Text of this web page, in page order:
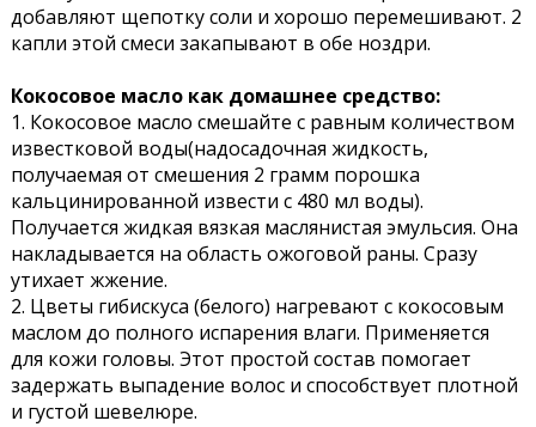
добавляют щепотку соли и хорошо перемешивают. 2
капли этой смеси закапывают в обе ноздри.
Кокосовое масло как домашнее средство:
1. Кокосовое масло смешайте с равным количеством
известковой воды(надосадочная жидкость,
получаемая от смешения 2 грамм порошка
кальцинированной извести с 480 мл воды).
Получается жидкая вязкая маслянистая эмульсия. Она
накладывается на область ожоговой раны. Сразу
утихает жжение.
2. Цветы гибискуса (белого) нагревают с кокосовым
маслом до полного испарения влаги. Применяется
для кожи головы. Этот простой состав помогает
задержать выпадение волос и способствует плотной
и густой шевелюре.